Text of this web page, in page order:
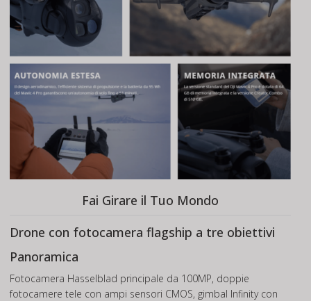
Fai Girare il Tuo Mondo
Drone con fotocamera flagship a tre obiettivi
Panoramica
Fotocamera Hasselblad principale da 100MP, doppie
fotocamere tele con ampi sensori CMOS, gimbal Infinity con